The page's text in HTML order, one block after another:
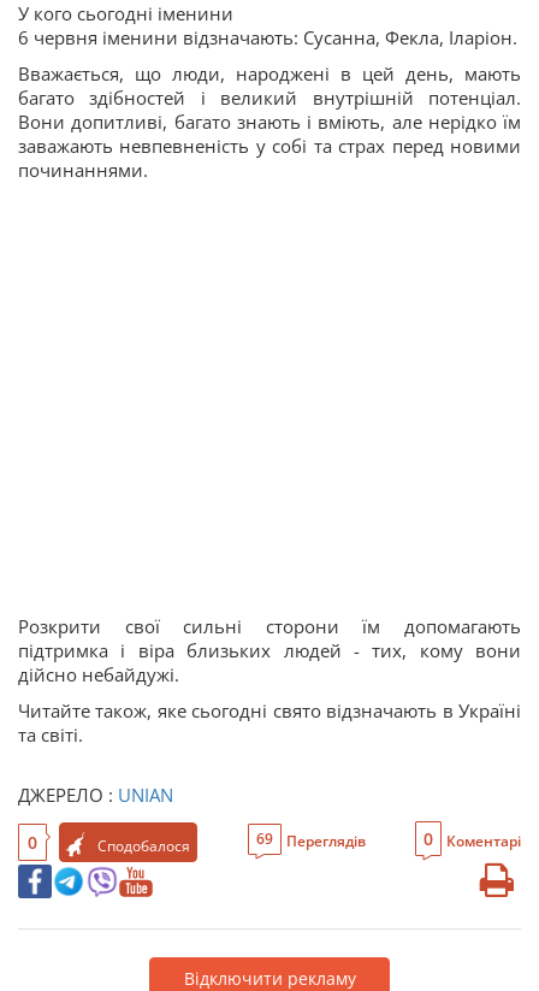
У кого сьогодні іменини
6 червня іменини відзначають: Сусанна, Фекла, Іларіон.
Вважається, що люди, народжені в цей день, мають
багато здібностей і великий внутрішній потенціал.
Вони допитливі, багато знають і вміють, але нерідко їм
заважають невпевненість у собі та страх перед новими
починаннями.
Розкрити свої сильні сторони їм допомагають
підтримка і віра близьких людей - тих, кому вони
дійсно небайдужі.
Читайте також, яке сьогодні свято відзначають в Україні
та світі.
ДЖЕРЕЛО : UNIAN
0 Сподобалося 69 Переглядів 0 Коментарі
Відключити рекламу